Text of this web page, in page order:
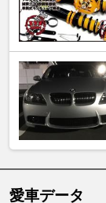
愛車データ